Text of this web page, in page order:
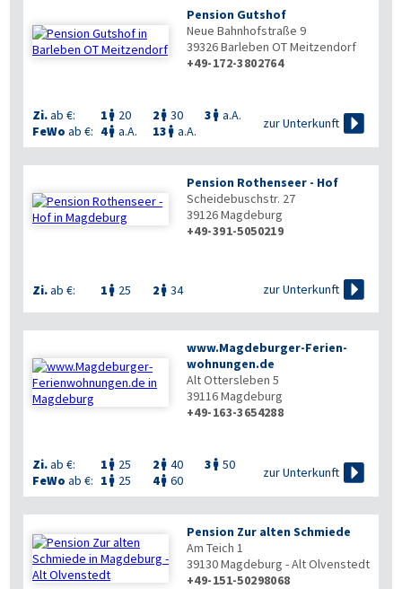
Pension Gutshof
Neue Bahnhofstraße 9
39326Barleben OT Meitzendorf
+49-172-3802764
Zi.ab €: 1  20 2  30 3  a.A.
FeWo ab €: 4 a.A. 13  a.A.
zur Unterkunft 
Pension Rothenseer - Hof
Scheidebuschstr. 27
39126Magdeburg
+49-391-5050219
Zi.ab €: 1  25 2  34 zur Unterkunft 
www.Magdeburger-Ferien­
wohnungen.de
Alt Ottersleben 5
39116Magdeburg
+49-163-3654288
Zi.ab €: 1  25 2  40 3  50
FeWo ab €: 1  25 4 60
zur Unterkunft 
Pension Zur alten Schmiede
Am Teich 1
39130Magdeburg - Alt Olvenstedt
+49-151-50298068